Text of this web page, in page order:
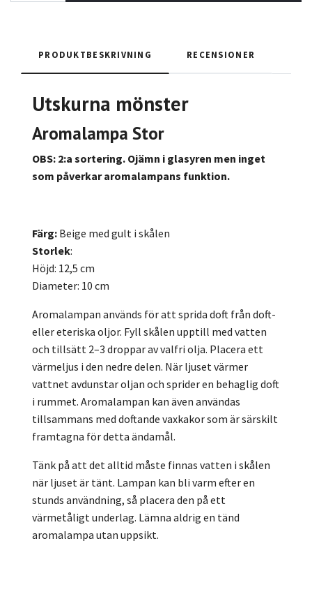
PRODUKTBESKRIVNING RECENSIONER
Utskurna mönster
Aromalampa Stor
OBS: 2:a sortering. Ojämn i glasyren men inget
som påverkar aromalampans funktion.
Färg: Beige med gult i skålen
Storlek:
Höjd: 12,5 cm
Diameter: 10 cm
Aromalampan används för att sprida doft från doft-
eller eteriska oljor. Fyll skålen upptill med vatten
och tillsätt 2–3 droppar av valfri olja. Placera ett
värmeljus i den nedre delen. När ljuset värmer
vattnet avdunstar oljan och sprider en behaglig doft
i rummet. Aromalampan kan även användas
tillsammans med doftande vaxkakor som är särskilt
framtagna för detta ändamål.
Tänk på att det alltid måste finnas vatten i skålen
när ljuset är tänt. Lampan kan bli varm efter en
stunds användning, så placera den på ett
värmetåligt underlag. Lämna aldrig en tänd
aromalampa utan uppsikt.